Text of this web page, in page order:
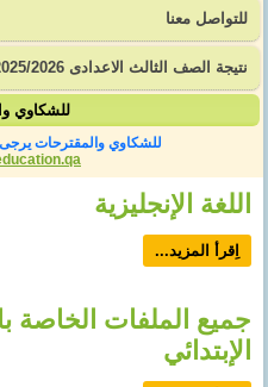
للتواصل معنا
نتيجة الصف الثالث الاعدادى 2025/2026
للشكاوي
للشكاوي والمقترحات يرجى
اللغة الإنجليزية
اِقرأ المزيد...
جميع الملفات
الإبتدائي